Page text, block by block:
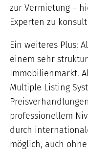
zur Vermietung –
Experten zu
Ein weiteres Plus:
einem sehr
Immobilienmarkt.
Multiple Listing
professionellem
durch
möglich, auch